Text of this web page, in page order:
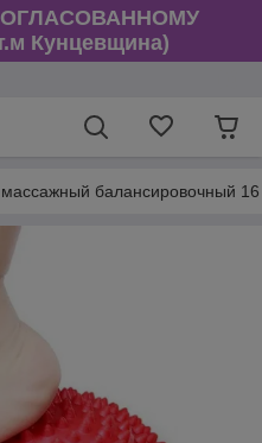
Кунцевщина)
балансировочный 16